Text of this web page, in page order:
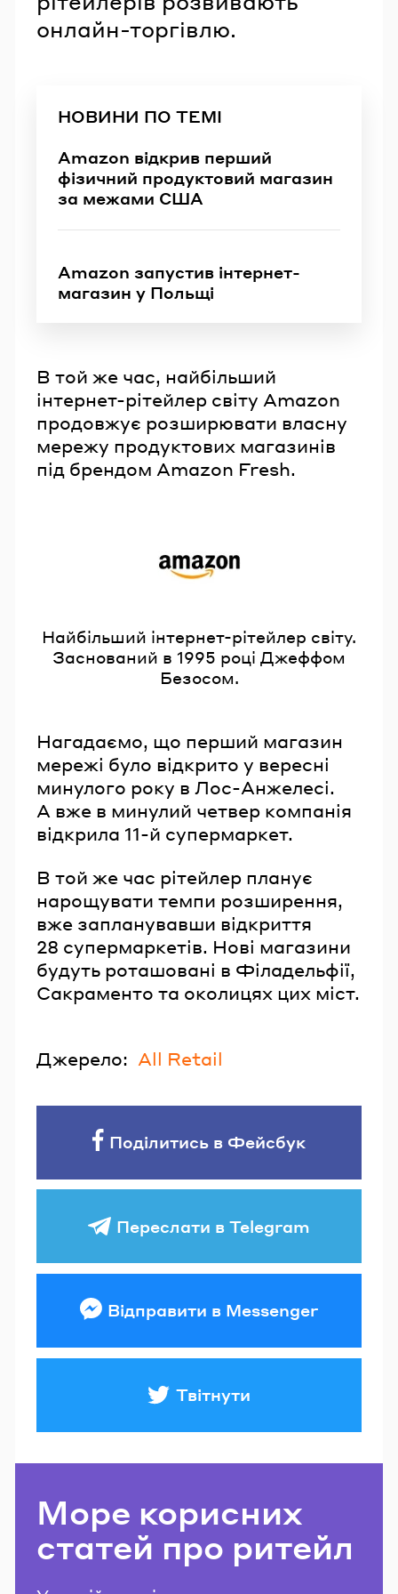
онлайн-торгівлю.
НОВИНИ ПО ТЕМІ
Amazon відкрив перший
фізичний продуктовий магазин
за межами США
Amazon запустив інтернет-
магазин у Польщі
В той же час, найбільший
інтернет-рітейлер світу Amazon
продовжує розширювати власну
мережу продуктових магазинів
під брендом Amazon Fresh.
Найбільший інтернет-рітейлер світу.
Заснований в 1995 році Джеффом
Безосом.
Нагадаємо, що перший магазин
мережі було відкрито у вересні
минулого року в Лос-Анжелесі.
А вже в минулий четвер компанія
відкрила 11-й супермаркет.
В той же час рітейлер планує
нарощувати темпи розширення,
вже запланувавши відкриття
28 супермаркетів. Нові магазини
будуть роташовані в Філадельфії,
Сакраменто та околицях цих міст.
Джерело: All Retail
Поділитись в Фейсбук
Переслати в Telegram
Відправити в Messenger
Твітнути
Море корисних
статей про ритейл